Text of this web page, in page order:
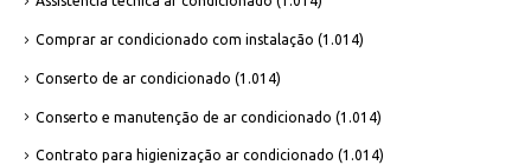
Comprar ar condicionado com instalação (1.014)
Conserto de ar condicionado (1.014)
Conserto e manutenção de ar condicionado (1.014)
Contrato para higienização ar condicionado (1.014)